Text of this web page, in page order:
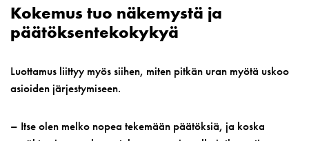
Kokemus tuo näkemystä ja
päätöksentekokykyä
Luottamus liittyy myös siihen, miten pitkän uran myötä uskoo
asioiden järjestymiseen.
– Itse olen melko nopea tekemään päätöksiä, ja koska